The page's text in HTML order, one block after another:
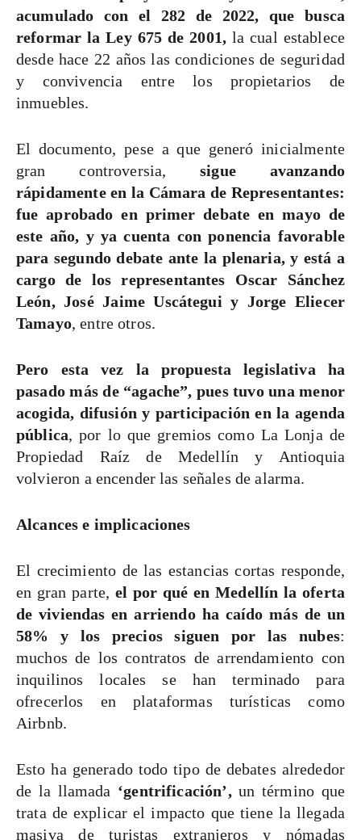
acumulado con el 282 de 2022, que busca
reformar la Ley 675 de 2001, la cual establece
desde hace 22 años las condiciones de seguridad
y convivencia entre los propietarios de
inmuebles.
El documento, pese a que generó inicialmente
gran controversia,sigue avanzando
rápidamente en la Cámara de Representantes:
fue aprobado en primer debate en mayo de
este año, y ya cuenta con ponencia favorable
para segundo debate ante la plenaria, y está a
cargo de los representantes Oscar Sánchez
León, José Jaime Uscátegui y Jorge Eliecer
Tamayo, entre otros.
Pero esta vez la propuesta legislativa ha
pasado más de “agache”, pues tuvo una menor
acogida, difusión y participación en la agenda
pública, por lo que gremios como La Lonja de
Propiedad Raíz de Medellín y Antioquia
volvieron a encender las señales de alarma.
Alcances e implicaciones
El crecimiento de las estancias cortas responde,
en gran parte, el por qué en Medellín la oferta
de viviendas en arriendo ha caído más de un
58% y los precios siguen por las nubes:
muchos de los contratos de arrendamiento con
inquilinos locales se han terminado para
ofrecerlos en plataformas turísticas como
Airbnb.
Esto ha generado todo tipo de debates alrededor
de la llamada ‘gentrificación’,un término que
trata de explicar el impacto que tiene la llegada
masiva de turistas extranjeros y nómadas